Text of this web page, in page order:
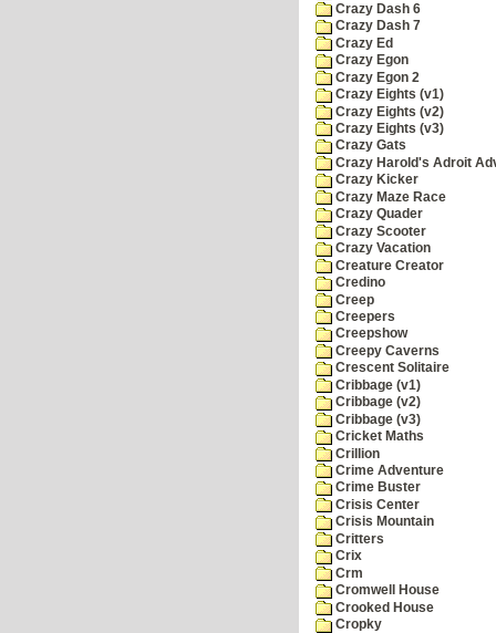
Crazy Dash 6
Crazy Dash 7
Crazy Ed
Crazy Egon
Crazy Egon 2
Crazy Eights (v1)
Crazy Eights (v2)
Crazy Eights (v3)
Crazy Gats
Crazy Harold's Adroit
Crazy Kicker
Crazy Maze Race
Crazy Quader
Crazy Scooter
Crazy Vacation
Creature Creator
Credino
Creep
Creepers
Creepshow
Creepy Caverns
Crescent Solitaire
Cribbage (v1)
Cribbage (v2)
Cribbage (v3)
Cricket Maths
Crillion
Crime Adventure
Crime Buster
Crisis Center
Crisis Mountain
Critters
Crix
Crm
Cromwell House
Crooked House
Cropky